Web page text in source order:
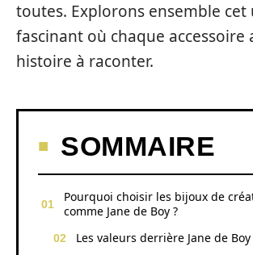
toutes. Explorons ensemble cet
fascinant où chaque accessoire
histoire à raconter.
SOMMAIRE
Pourquoi choisir les bijoux de
comme Jane de Boy ?
Les valeurs derrière Jane de Boy